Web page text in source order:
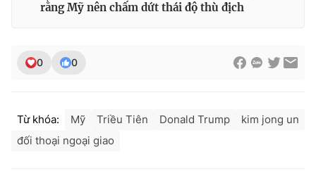
® Cấm sao chép dưới mọi hình thức nếu không có sự chấp
rằng Mỹ nên chấm dứt thái độ thù địch
0 0
Từ khóa: Mỹ Triều Tiên Donald Trump
kim jong un
đối thoại ngoại giao